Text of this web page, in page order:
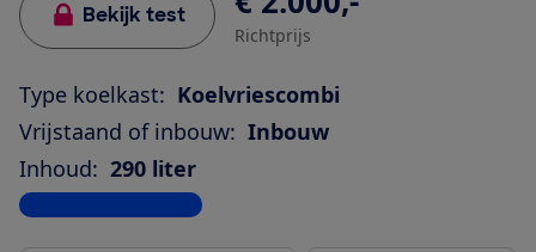
Bekijk test
Richtprijs
Type koelkast: Koelvriescombi
Vrijstaand of inbouw: Inbouw
Inhoud: 290 liter
Bekijk alle specificaties